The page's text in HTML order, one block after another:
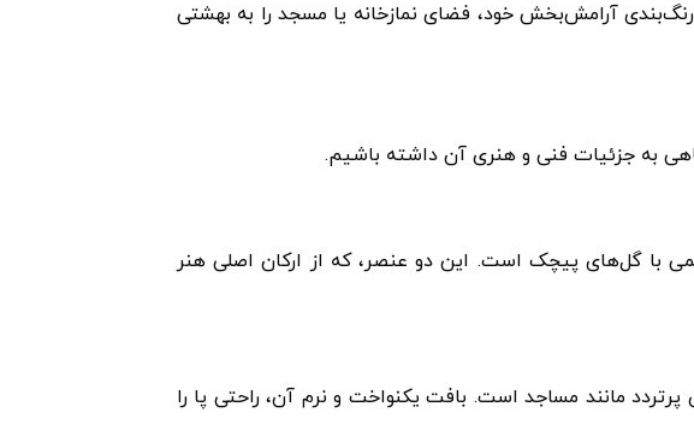
آرامش‌بخش خود، فضای نمازخانه یا مسجد را به بهشتی
با گل‌های پیچک است. این دو عنصر، که از ارکان اصلی هنر
پرتردد مانند مساجد است. بافت یکنواخت و نرم آن، راحتی پا را